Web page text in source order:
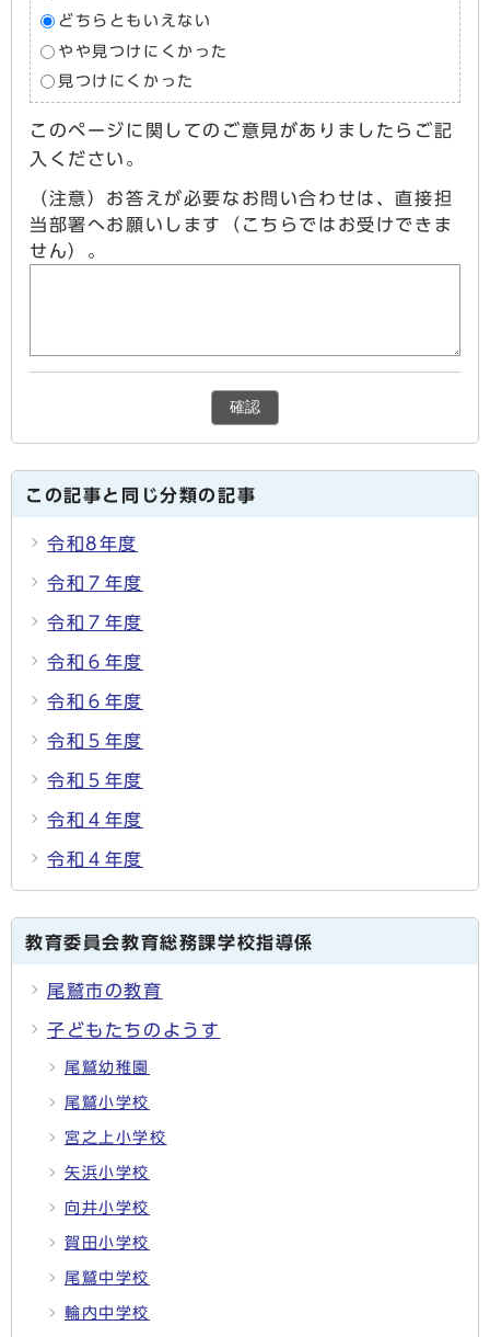
どちらともいえない
やや見つけにくかった
見つけにくかった
このページに関してのご意見がありましたらご記
入ください。
（注意）お答えが必要なお問い合わせは、直接担
当部署へお願いします（こちらではお受けできま
せん）。
確認
この記事と同じ分類の記事
令和8年度
令和７年度
令和７年度
令和６年度
令和６年度
令和５年度
令和５年度
令和４年度
令和４年度
教育委員会教育総務課学校指導係
尾鷲市の教育
子どもたちのようす
尾鷲幼稚園
尾鷲小学校
宮之上小学校
矢浜小学校
向井小学校
賀田小学校
尾鷲中学校
輪内中学校